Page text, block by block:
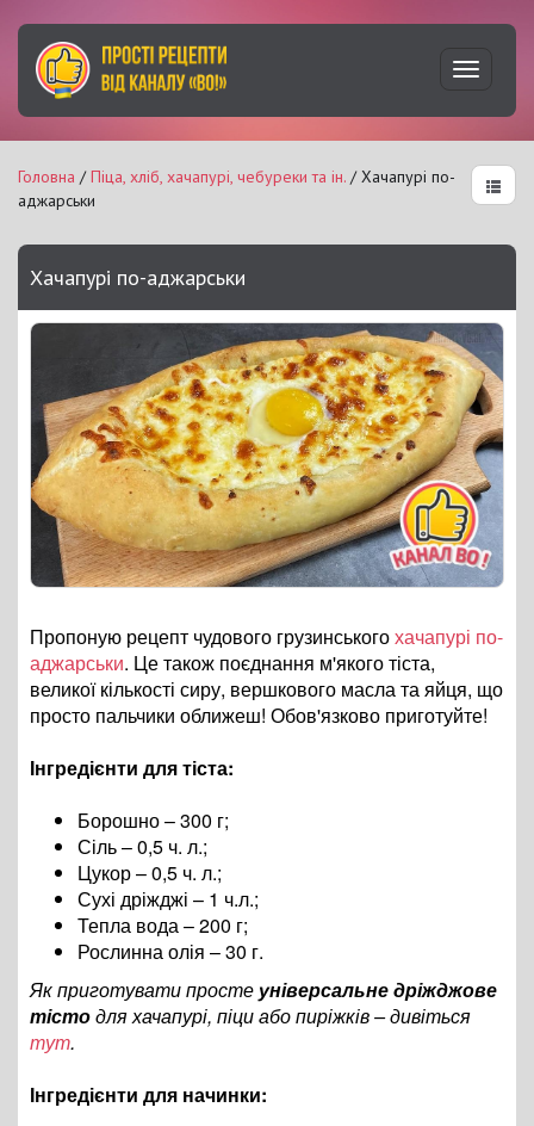
Головна /Піца, хліб, хачапурі, чебуреки та ін. / Хачапурі по-
аджарськи
Хачапурі по-аджарськи
Пропоную рецепт чудового грузинськогохачапурі по-
аджарськи. Це також поєднання м'якого тіста,
великої кількості сиру, вершкового масла та яйця, що
просто пальчики оближеш! Обов'язково приготуйте!
Інгредієнти для тіста:
Борошно – 300 г;
Сіль – 0,5 ч. л.;
Цукор – 0,5 ч. л.;
Сухі дріжджі – 1 ч.л.;
Тепла вода – 200 г;
Рослинна олія – 30 г.
Як приготувати просте універсальне дріжджове
тістодля хачапурі, піци або пиріжків – дивіться
тут.
Інгредієнти для начинки: